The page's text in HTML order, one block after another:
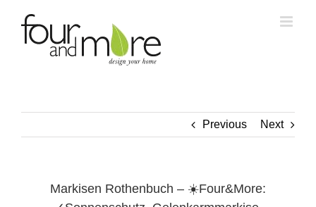
content
Previous Next
Markisen Rothenbuch – ☀️Four&More: